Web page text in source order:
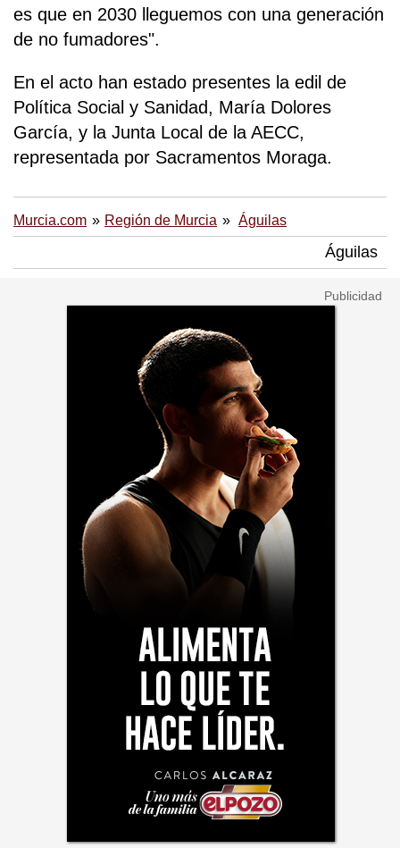
es que en 2030 lleguemos con una generación
de no fumadores".
En el acto han estado presentes la edil de
Política Social y Sanidad, María Dolores
García, y la Junta Local de la AECC,
representada por Sacramentos Moraga.
Murcia.com Región de Murcia Águilas
Águilas